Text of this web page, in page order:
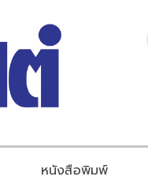
หนังสือพิมพ์